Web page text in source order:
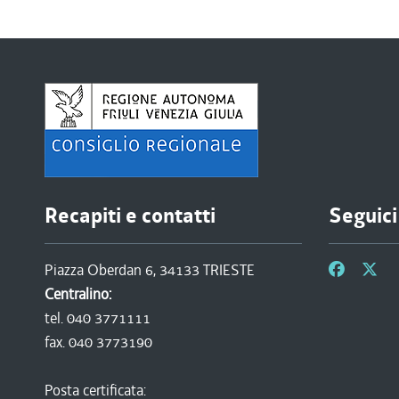
Recapiti e contatti
Piazza Oberdan 6, 34133 TRIESTE
Centralino:
tel. 040 3771111
fax. 040 3773190
Posta certificata: